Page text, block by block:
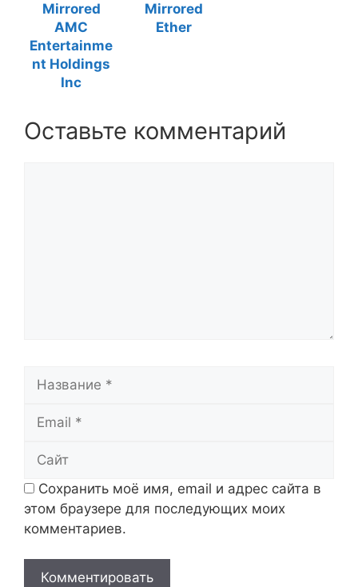
Mirrored
AMC
Entertainme
nt Holdings
Inc
Mirrored
Ether
Оставьте комментарий
Сохранить моё имя, email и адрес сайта в
этом браузере для последующих моих
комментариев.